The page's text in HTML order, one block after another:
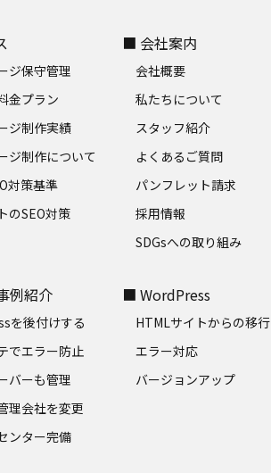
ジ保守管理
金プラン
ジ制作実績
ジ制作について
対策基準
のSEO対策
■ 会社案内
会社概要
私たちについて
スタッフ紹介
よくあるご質問
パンフレット請求
採用情報
SDGsへの取り組み
例紹介
を後付けする
でエラー防止
バーも管理
理会社を変更
ンター完備
■ WordPress
HTMLサイトからの移行
エラー対応
バージョンアップ